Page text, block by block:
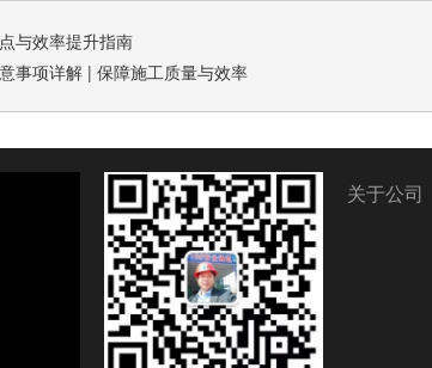
与效率提升指南
事项详解 | 保障施工质量与效率
关于公司